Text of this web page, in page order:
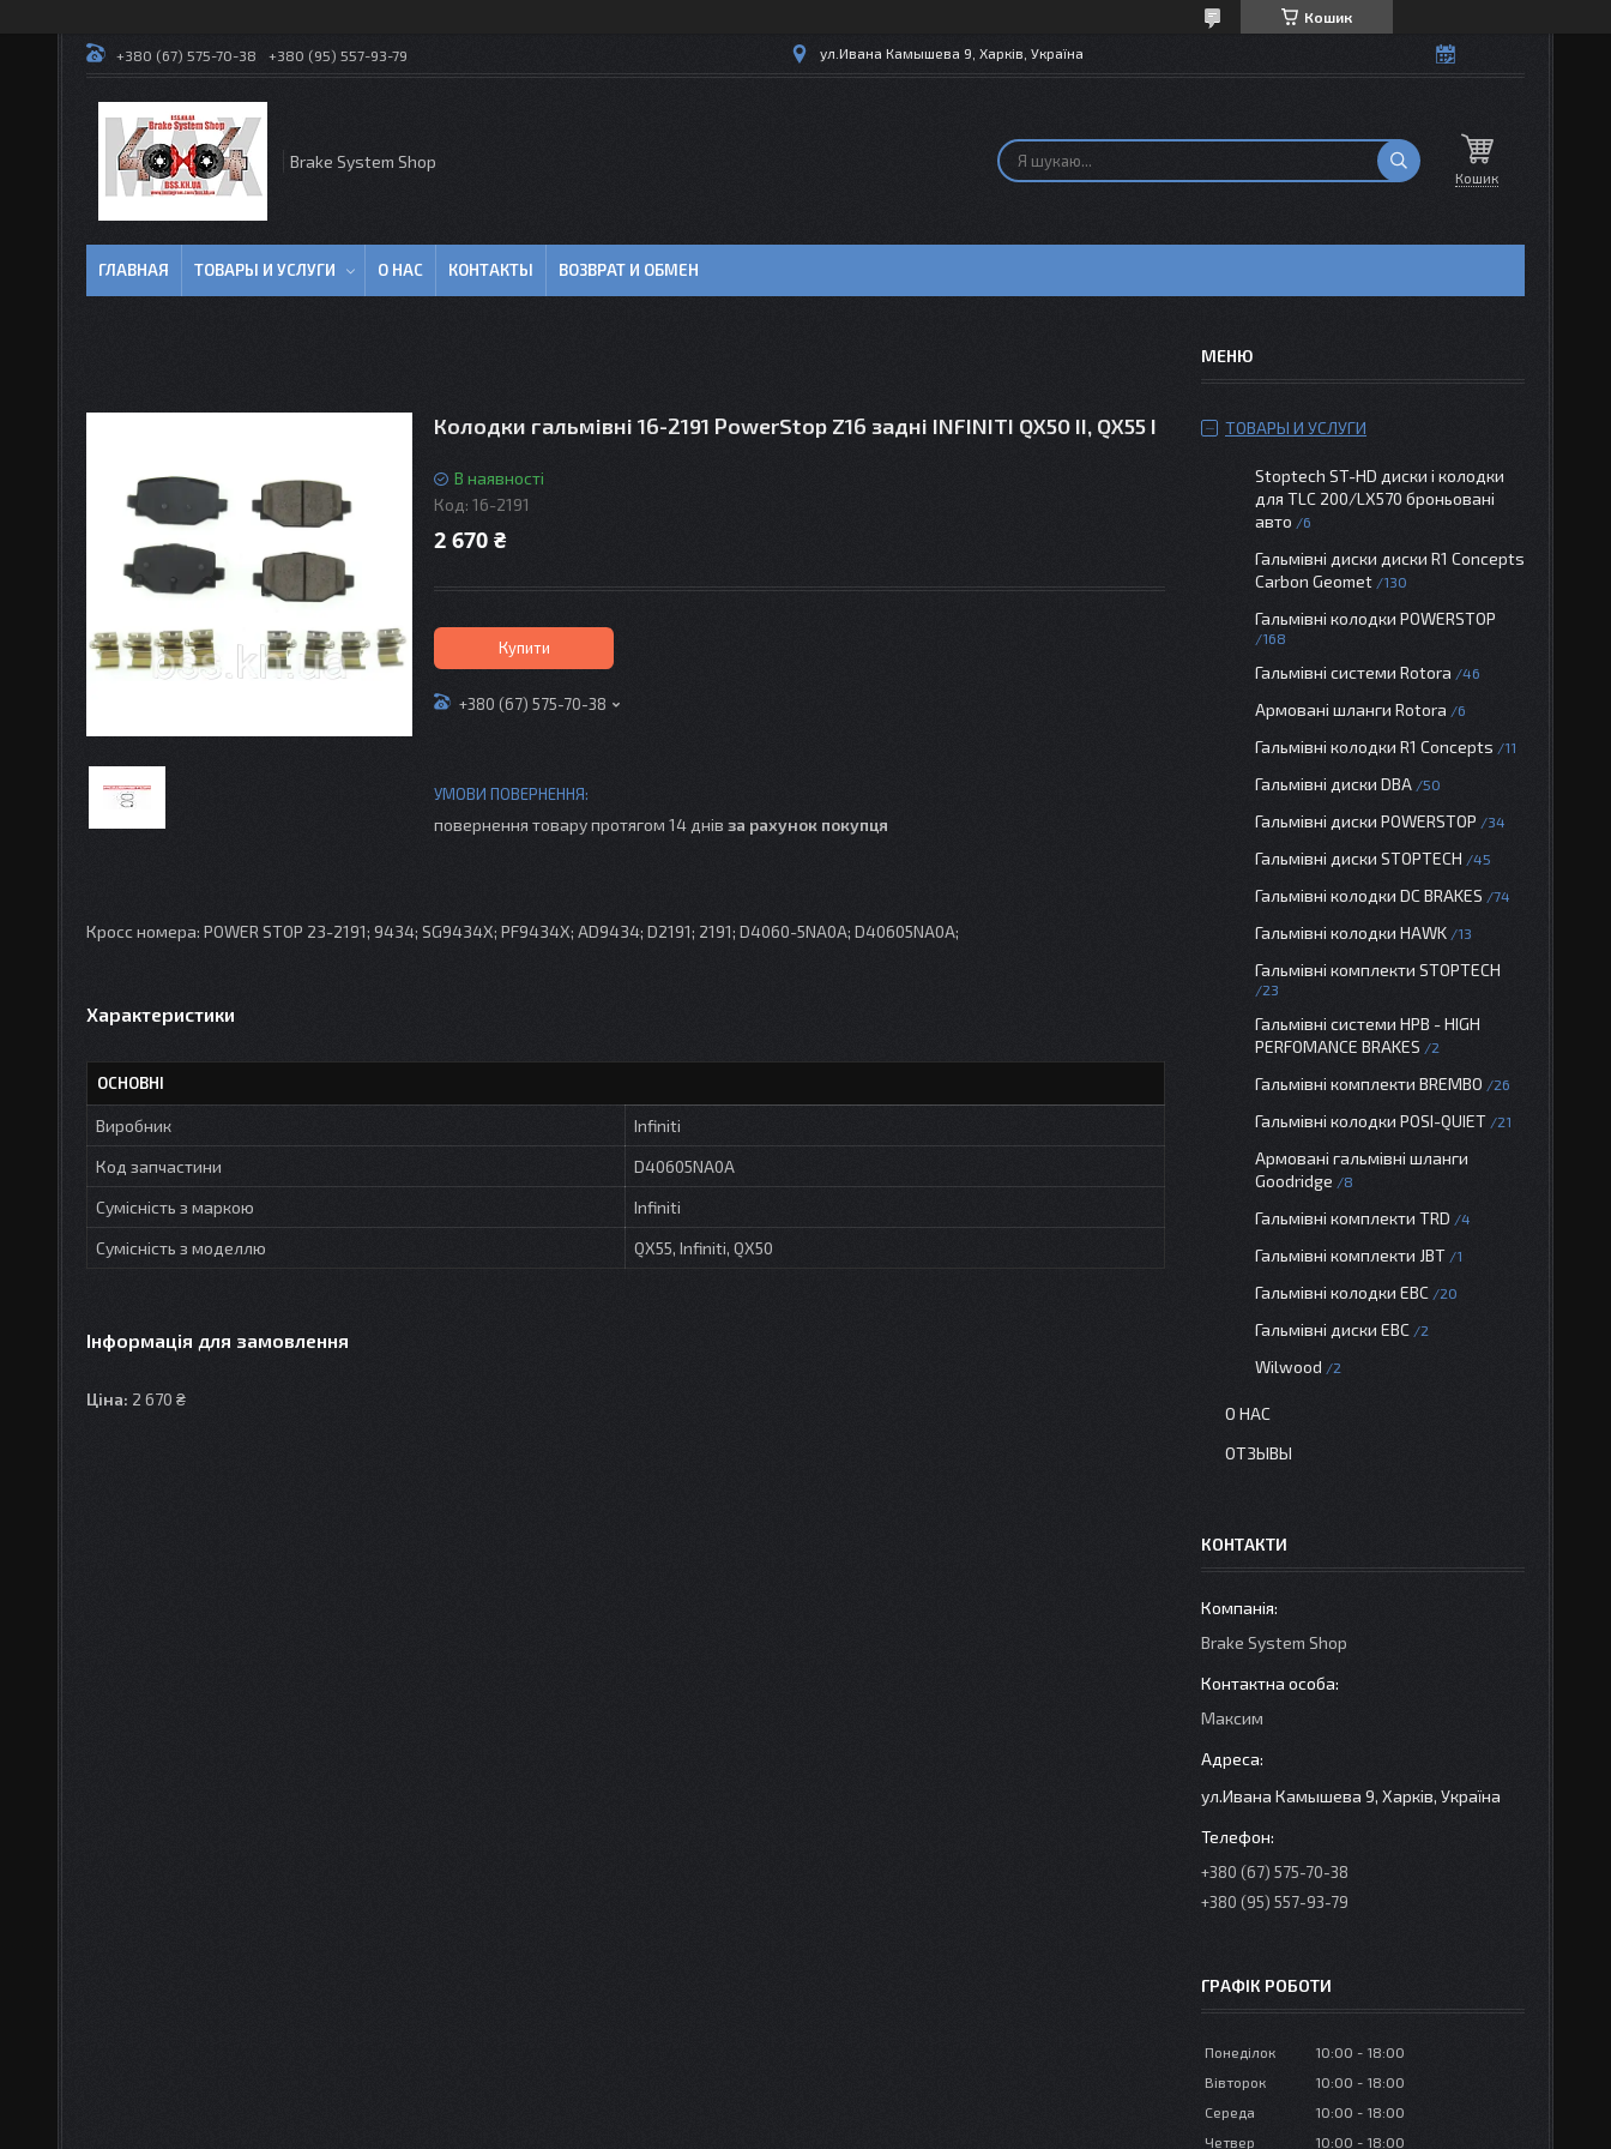
Кошик
+380 (67) 575-70-38 +380 (95) 557-93-79 ул.Ивана Камышева 9, Харків, Україна
Brake System Shop
Кошик
ГЛАВНАЯ ТОВАРЫ И УСЛУГИ О НАС КОНТАКТЫ ВОЗВРАТ И ОБМЕН
Колодки гальмівні 16-2191 PowerStop Z16 задні INFINITI QX50 II, QX55 I
В наявності
Код: 16-2191
2 670 ₴
Купити
+380 (67) 575-70-38
повернення товару протягом 14 днів за рахунок покупця
Кросс номера: POWER STOP 23-2191; 9434; SG9434X; PF9434X; AD9434; D2191; 2191; D4060-5NA0A; D40605NA0A;
Характеристики
ОСНОВНІ
Виробник
Infiniti
Код запчастини
D40605NA0A
Сумісність з маркою
Infiniti
Сумісність з моделлю
QX55, Infiniti, QX50
Інформація для замовлення
Ціна: 2 670 ₴
ТОВАРЫ И УСЛУГИ
Stoptech ST-HD диски і колодки
для TLC 200/LX570 броньовані
авто
6
Гальмівні диски диски R1 Concepts
Carbon Geomet
130
Гальмівні колодки POWERSTOP
168
Гальмівні системи Rotora 46
Армовані шланги Rotora 6
Гальмівні колодки R1 Concepts 11
Гальмівні диски DBA 50
Гальмівні диски POWERSTOP 34
Гальмівні диски STOPTECH 45
Гальмівні колодки DC BRAKES 74
Гальмівні колодки HAWK 13
Гальмівні комплекти STOPTECH
23
Гальмівні системи HPB - HIGH
PERFOMANCE BRAKES
2
Гальмівні комплекти BREMBO 26
Гальмівні колодки POSI-QUIET 21
Армовані гальмівні шланги
Goodridge
8
Гальмівні комплекти TRD 4
Гальмівні комплекти JBT 1
Гальмівні колодки EBC 20
Гальмівні диски EBC 2
Wilwood 2
О НАС
ОТЗЫВЫ
КОНТАКТИ
Brake System Shop
Максим
ул.Ивана Камышева 9, Харків, Україна
+380 (67) 575-70-38
+380 (95) 557-93-79
ГРАФІК РОБОТИ
Понеділок 10:00
18:00
Вівторок
10:00
18:00
Середа
10:00
18:00
Четвер
10:00 18:00